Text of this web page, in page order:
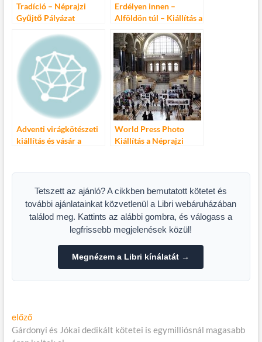
Tradíció – Néprajzi
Gyűjtő Pályázat
Erdélyen innen –
Alföldön túl – Kiállítás a
Adventi virágkötészeti
kiállítás és vásár a
World Press Photo
Kiállítás a Néprajzi
Tetszett az ajánló? A cikkben bemutatott kötetet és
további ajánlatainkat közvetlenül a Libri webáruházában
találod meg. Kattints az alábbi gombra, és válogass a
legfrissebb megjelenések közül!
Megnézem a Libri kínálatát →
Bejegyzés
navigáció
előzőElőző
cikk:
Gárdonyi és Jókai dedikált kötetei is egymilliósnál magasabb